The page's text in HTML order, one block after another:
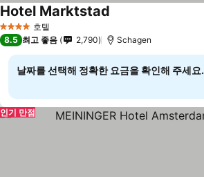
4 성급 호텔
Hotel Marktstad
8.5 최고 좋음 2,790 Schagen
날짜를 선택해 정확한 요금을 확인해 주세요.
인기 만점